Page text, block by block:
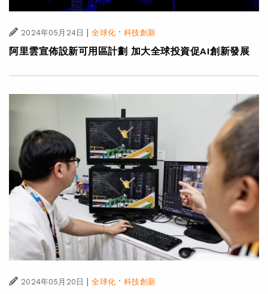
2024年05月24日 全球化·科技創新
阿里雲宣佈設新可用區計劃 加大全球投資促AI創新發展
2024年05月20日 全球化·科技創新